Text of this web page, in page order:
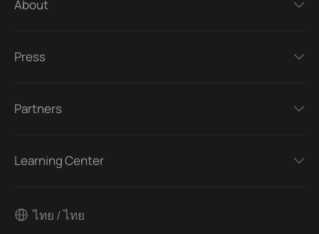
About
Press
Partners
Learning Center
ไทย / ไทย